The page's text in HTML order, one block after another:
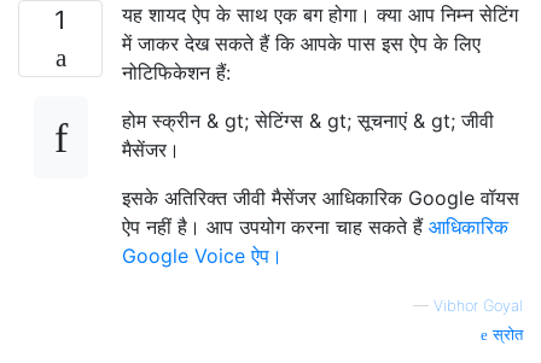
1
यह शायद ऐप के साथ एक बग होगा। क्या आप निम्न सेटिंग
में जाकर देख सकते हैं कि आपके पास इस ऐप के लिए
नोटिफिकेशन हैं:
होम स्क्रीन & gt; सेटिंग्स & gt; सूचनाएं & gt; जीवी
मैसेंजर।
इसके अतिरिक्त जीवी मैसेंजर आधिकारिक Google वॉयस
ऐप नहीं है। आप उपयोग करना चाह सकते हैं आधिकारिक
Google Voice ऐप।
— Vibhor Goyal
स्रोत